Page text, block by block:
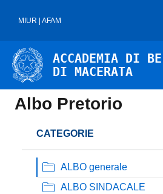
MIUR | AFAM
ACCADEMIA DI
DI MACERATA
Albo Pretorio
CATEGORIE
ALBO generale
ALBO SINDACALE